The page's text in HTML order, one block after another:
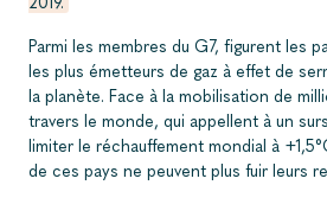
Parmi les membres du G7, figurent les
les plus émetteurs de gaz à effet de
la planète. Face à la mobilisation de
travers le monde, qui appellent à un
limiter le réchauffement mondial à
de ces pays ne peuvent plus fuir leurs